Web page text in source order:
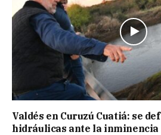
Valdés en Curuzú Cuatiá: se
hidráulicas ante la inminencia